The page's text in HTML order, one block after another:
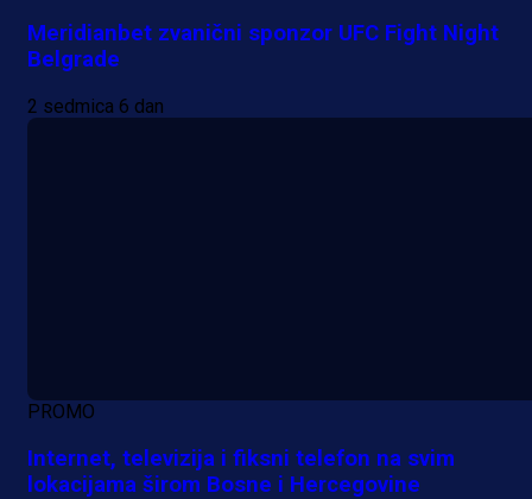
Meridianbet zvanični sponzor UFC Fight Night
Belgrade
2 sedmica 6 dan
PROMO
Internet, televizija i fiksni telefon na svim
lokacijama širom Bosne i Hercegovine